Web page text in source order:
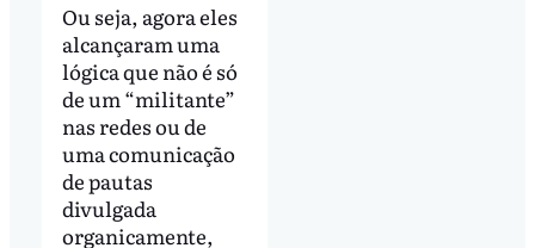
Ou seja, agora eles
alcançaram uma
lógica que não é só
de um “militante”
nas redes ou de
uma comunicação
de pautas
divulgada
organicamente,